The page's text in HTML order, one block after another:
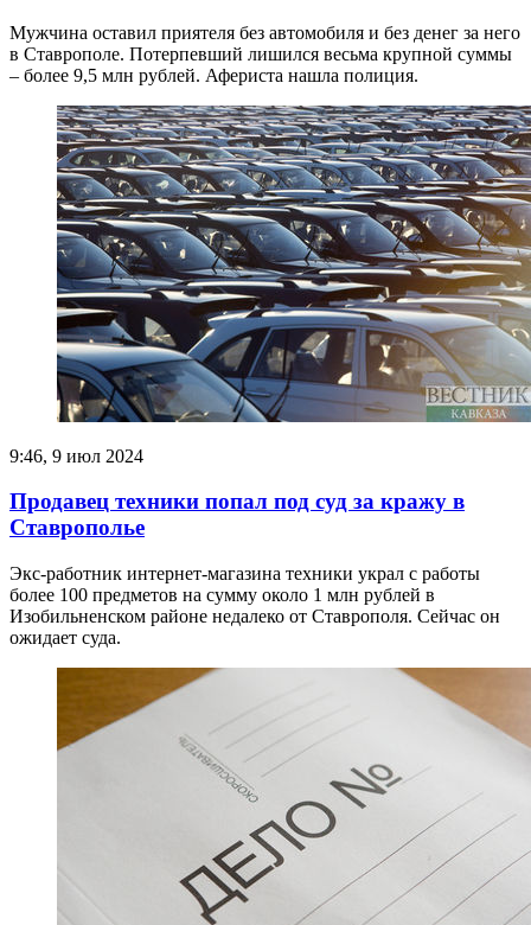
Мужчина оставил приятеля без автомобиля и без денег за него
в Ставрополе. Потерпевший лишился весьма крупной суммы
– более 9,5 млн рублей. Афериста нашла полиция.
9:46, 9 июл 2024
Продавец техники попал под суд за кражу в
Ставрополье
Экс-работник интернет-магазина техники украл с работы
более 100 предметов на сумму около 1 млн рублей в
Изобильненском районе недалеко от Ставрополя. Сейчас он
ожидает суда.